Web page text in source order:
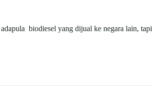
biodiesel yang dijual ke negara lain, tapi